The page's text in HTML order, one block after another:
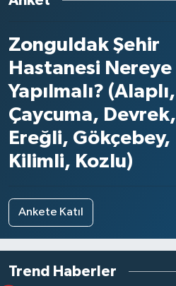
Zonguldak Şehir
Hastanesi Nereye
Yapılmalı? (Alaplı,
Çaycuma, Devrek,
Ereğli, Gökçebey,
Kilimli, Kozlu)
Ankete Katıl
Trend Haberler